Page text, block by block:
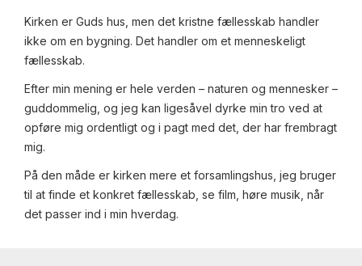
Kirken er Guds hus, men det kristne fællesskab handler
ikke om en bygning. Det handler om et menneskeligt
fællesskab.
Efter min mening er hele verden – naturen og mennesker –
guddommelig, og jeg kan ligesåvel dyrke min tro ved at
opføre mig ordentligt og i pagt med det, der har frembragt
mig.
På den måde er kirken mere et forsamlingshus, jeg bruger
til at finde et konkret fællesskab, se film, høre musik, når
det passer ind i min hverdag.